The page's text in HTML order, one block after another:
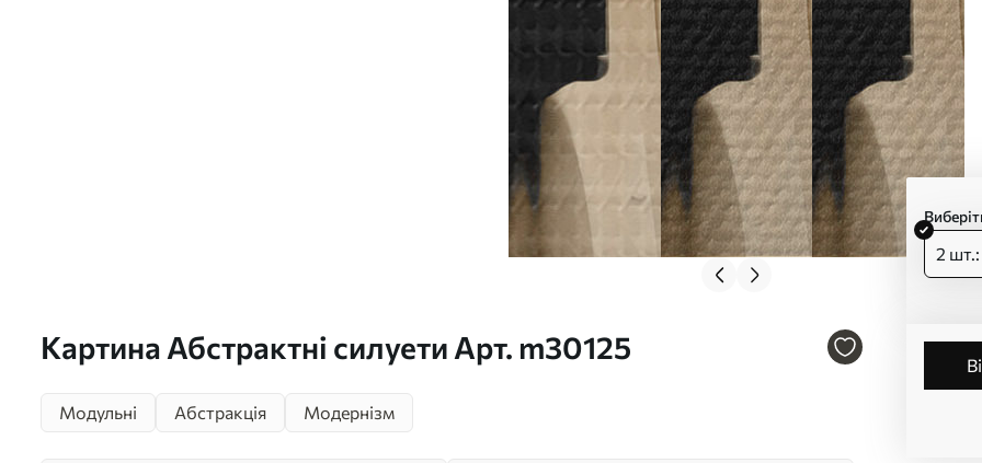
Картина Абстрактні силуети Арт. m30125
2
Модульні Абстракція Модернізм